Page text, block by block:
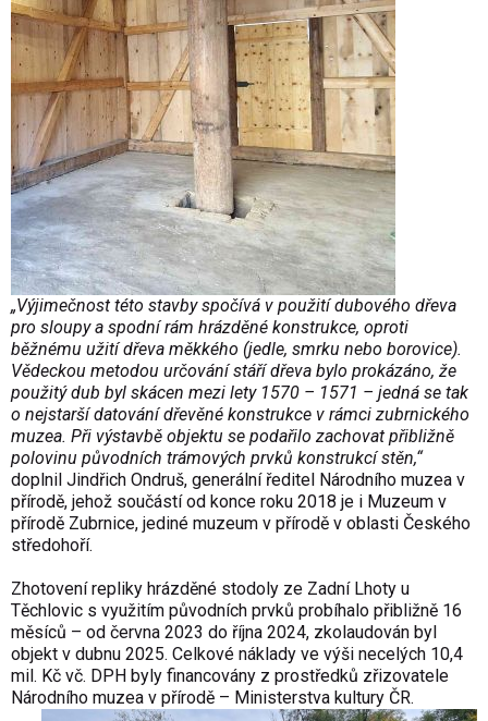
„Výjimečnost této stavby spočívá v použití dubového dřeva
pro sloupy a spodní rám hrázděné konstrukce, oproti
běžnému užití dřeva měkkého (jedle, smrku nebo borovice).
Vědeckou metodou určování stáří dřeva bylo prokázáno, že
použitý dub byl skácen mezi lety 1570 – 1571 – jedná se tak
o nejstarší datování dřevěné konstrukce v rámci zubrnického
muzea. Při výstavbě objektu se podařilo zachovat přibližně
polovinu původních trámových prvků konstrukcí stěn,“
doplnil Jindřich Ondruš, generální ředitel Národního muzea v
přírodě, jehož součástí od konce roku 2018 je i Muzeum v
přírodě Zubrnice, jediné muzeum v přírodě v oblasti Českého
středohoří.
Zhotovení repliky hrázděné stodoly ze Zadní Lhoty u
Těchlovic s využitím původních prvků probíhalo přibližně 16
měsíců – od června 2023 do října 2024, zkolaudován byl
objekt v dubnu 2025. Celkové náklady ve výši necelých 10,4
mil. Kč vč. DPH byly financovány z prostředků zřizovatele
Národního muzea v přírodě – Ministerstva kultury ČR.